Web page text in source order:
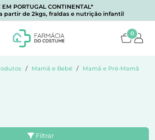
PORTUGAL CONTINENTAL*
partir de 2kgs, fraldas e nutrição infantil
0
Mamã e Bebé Mamã e Pré-Mamã
Filtrar